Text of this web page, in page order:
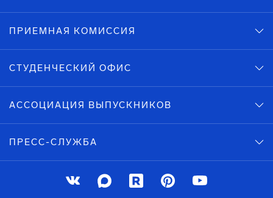
ПРИЕМНАЯ КОМИССИЯ
СТУДЕНЧЕСКИЙ ОФИС
АССОЦИАЦИЯ ВЫПУСКНИКОВ
ПРЕСС-СЛУЖБА